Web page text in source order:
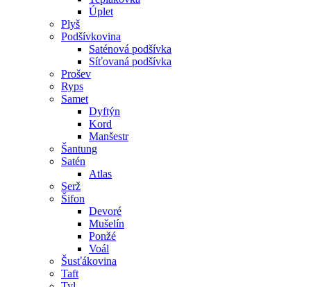
Úplet
Plyš
Podšívkovina
Saténová podšívka
Síťovaná podšívka
Prošev
Ryps
Samet
Dyftýn
Kord
Manšestr
Šantung
Satén
Atlas
Serž
Šifon
Devoré
Mušelín
Ponžé
Voál
Šusťákovina
Taft